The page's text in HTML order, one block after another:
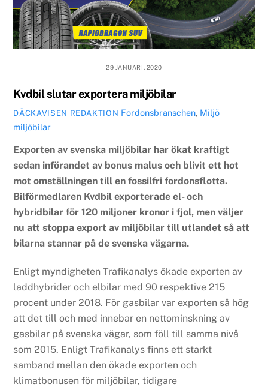
29 JANUARI, 2020
Kvdbil slutar exportera miljöbilar
DÄCKAVISEN REDAKTION Fordonsbranschen, Miljö
miljöbilar
Exporten av svenska miljöbilar har ökat kraftigt
sedan införandet av bonus malus och blivit ett hot
mot omställningen till en fossilfri fordonsflotta.
Bilförmedlaren Kvdbil exporterade el- och
hybridbilar för 120 miljoner kronor i fjol, men väljer
nu att stoppa export av miljöbilar till utlandet så att
bilarna stannar på de svenska vägarna.
Enligt myndigheten Trafikanalys ökade exporten av
laddhybrider och elbilar med 90 respektive 215
procent under 2018. För gasbilar var exporten så hög
att det till och med innebar en nettominskning av
gasbilar på svenska vägar, som föll till samma nivå
som 2015. Enligt Trafikanalys finns ett starkt
samband mellan den ökade exporten och
klimatbonusen för miljöbilar, tidigare